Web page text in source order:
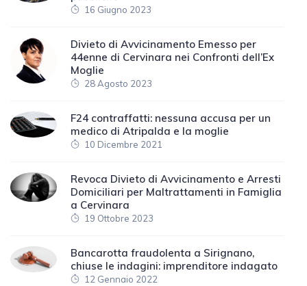
16 Giugno 2023
Divieto di Avvicinamento Emesso per
44enne di Cervinara nei Confronti dell’Ex
Moglie
28 Agosto 2023
F24 contraffatti: nessuna accusa per un
medico di Atripalda e la moglie
10 Dicembre 2021
Revoca Divieto di Avvicinamento e Arresti
Domiciliari per Maltrattamenti in Famiglia
a Cervinara
19 Ottobre 2023
Bancarotta fraudolenta a Sirignano,
chiuse le indagini: imprenditore indagato
12 Gennaio 2022